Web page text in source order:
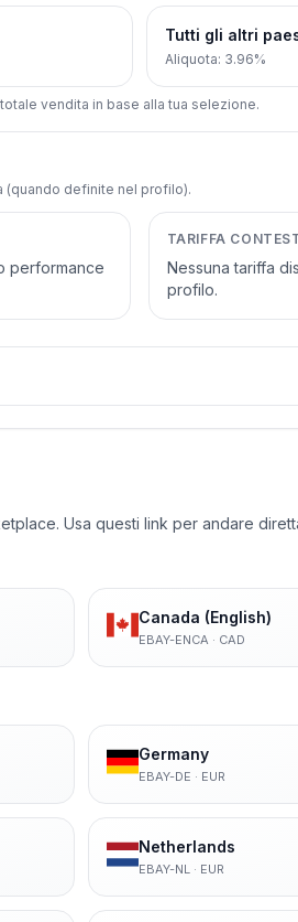
Tutti gli altri
Aliquota: 3.96%
vendita in base alla tua selezione.
definite nel profilo).
performance
TARIFFA
Nessuna tariffa
profilo.
Usa questi link per andare
Canada (English)
EBAY-ENCA · CAD
Germany
EBAY-DE · EUR
Netherlands
EBAY-NL· EUR